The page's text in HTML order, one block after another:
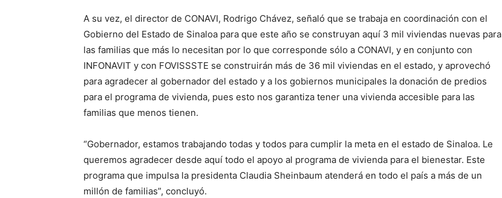
A su vez, el director de CONAVI, Rodrigo Chávez, señaló que se trabaja en coordinación con el
Gobierno del Estado de Sinaloa para que este año se construyan aquí 3 mil viviendas nuevas para
las familias que más lo necesitan por lo que corresponde sólo a CONAVI, y en conjunto con
INFONAVIT y con FOVISSSTE se construirán más de 36 mil viviendas en el estado, y aprovechó
para agradecer al gobernador del estado y a los gobiernos municipales la donación de predios
para el programa de vivienda, pues esto nos garantiza tener una vivienda accesible para las
familias que menos tienen.
“Gobernador, estamos trabajando todas y todos para cumplir la meta en el estado de Sinaloa. Le
queremos agradecer desde aquí todo el apoyo al programa de vivienda para el bienestar. Este
programa que impulsa la presidenta Claudia Sheinbaum atenderá en todo el país a más de un
millón de familias”, concluyó.